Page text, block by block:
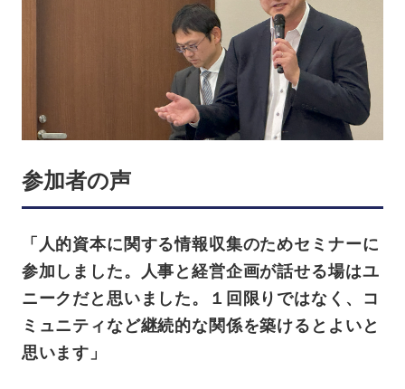
参加者の声
「人的資本に関する情報収集のためセミナーに
参加しました。人事と経営企画が話せる場はユ
ニークだと思いました。１回限りではなく、コ
ミュニティなど継続的な関係を築けるとよいと
思います」